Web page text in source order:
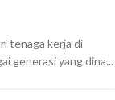
tenaga kerja di
generasi yang dina...